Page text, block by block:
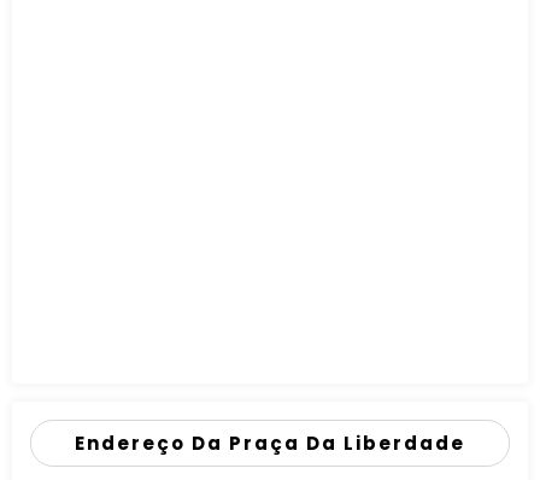
Endereço Da Praça Da Liberdade